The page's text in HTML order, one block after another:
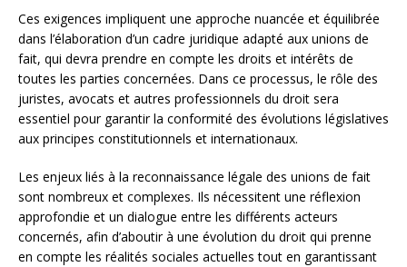
Ces exigences impliquent une approche nuancée et équilibrée
dans l’élaboration d’un cadre juridique adapté aux unions de
fait, qui devra prendre en compte les droits et intérêts de
toutes les parties concernées. Dans ce processus, le rôle des
juristes, avocats et autres professionnels du droit sera
essentiel pour garantir la conformité des évolutions législatives
aux principes constitutionnels et internationaux.
Les enjeux liés à la reconnaissance légale des unions de fait
sont nombreux et complexes. Ils nécessitent une réflexion
approfondie et un dialogue entre les différents acteurs
concernés, afin d’aboutir à une évolution du droit qui prenne
en compte les réalités sociales actuelles tout en garantissant